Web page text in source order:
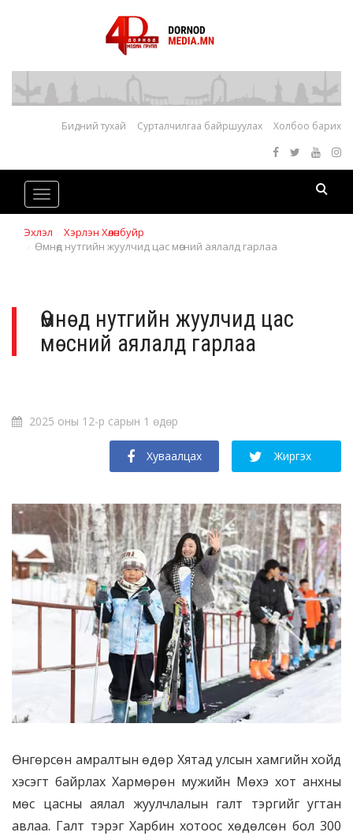
Бидний тухай Сурталчилгаа байршуулах Холбоо барих
Toggle
navigation
Эхлэл
Хэрлэн Хөлөнбуйр
Өмнөд нутгийн жуулчид цас мөсний аялалд гарлаа
Өмнөд нутгийн жуулчид цас
мөсний аялалд гарлаа
2025 оны 12-р сарын 1 өдөр
Хуваалцах Жиргэх
Өнгөрсөн амралтын өдөр Хятад улсын хамгийн хойд
хэсэгт байрлах Хармөрөн мужийн Мөхэ хот анхны
мөс цасны аялал жуулчлалын галт тэргийг угтан
авлаа. Галт тэрэг Харбин хотоос хөдөлсөн бол 300